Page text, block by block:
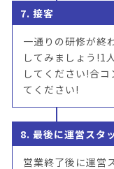
7. 接客
一通りの研修が終
してみましょう!1
してください!合
てください!
8. 最後に運営スタ
営業終了後に運営